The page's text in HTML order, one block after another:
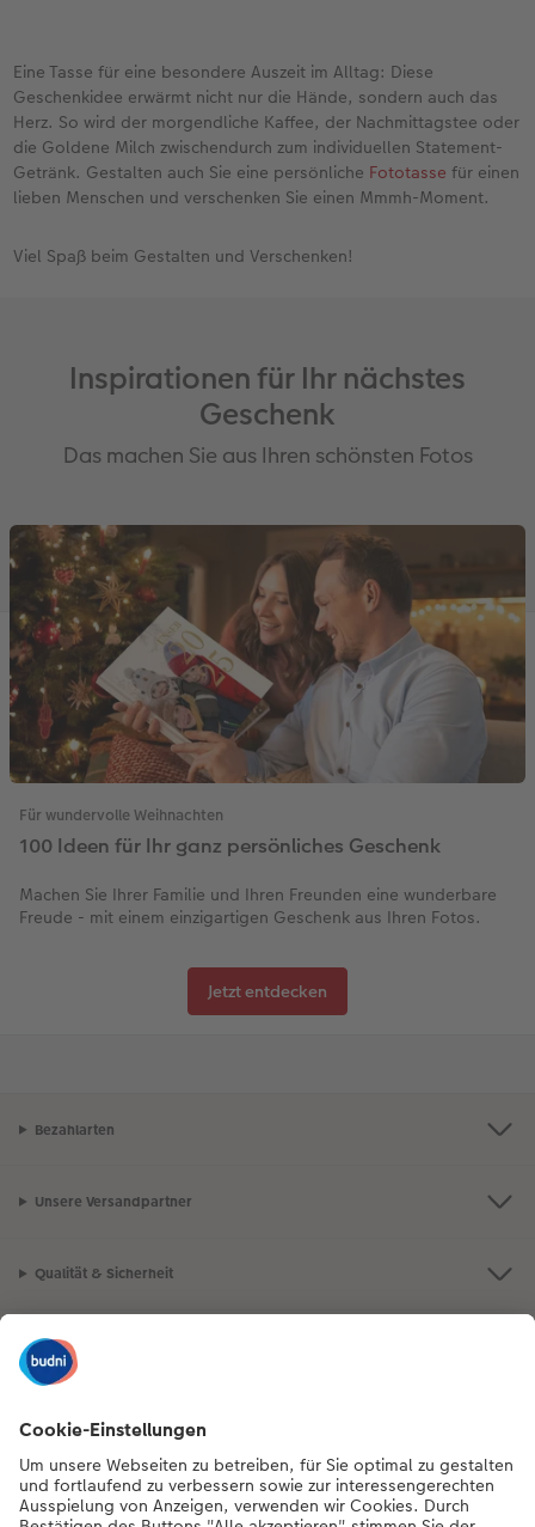
Eine Tasse für eine besondere Auszeit im Alltag: Diese
Geschenkidee erwärmt nicht nur die Hände, sondern auch das
Herz. So wird der morgendliche Kaffee, der Nachmittagstee oder
die Goldene Milch zwischendurch zum individuellen Statement-
Getränk. Gestalten auch Sie eine persönliche Fototasse für einen
lieben Menschen und verschenken Sie einen Mmmh-Moment.
Viel Spaß beim Gestalten und Verschenken!
Inspirationen für Ihr nächstes
Geschenk
Das machen Sie aus Ihren schönsten Fotos
Für wundervolle Weihnachten
100 Ideen für Ihr ganz persönliches Geschenk
Machen Sie Ihrer Familie und Ihren Freunden eine wunderbare
Freude - mit einem einzigartigen Geschenk aus Ihren Fotos.
Jetzt entdecken
Bezahlarten
Unsere Versandpartner
Qualität & Sicherheit
Nachhaltigkeit bei CEWE
Mein Fotoservice
Informationen